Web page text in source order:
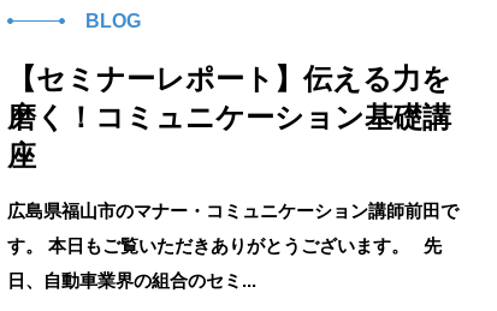
BLOG
【セミナーレポート】伝える力を
磨く！コミュニケーション基礎講
座
広島県福山市のマナー・コミュニケーション講師前田で
す。 本日もご覧いただきありがとうございます。 先
日、自動車業界の組合のセミ...